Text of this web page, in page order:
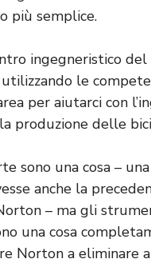
più semplice.
ingegneristico del
le
per aiutarci con
produzione delle
sono una cosa –
anche la
– ma gli
una cosa
Norton a eliminare